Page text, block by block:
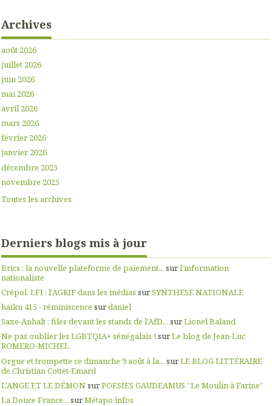
Archives
août 2026
juillet 2026
juin 2026
mai 2026
avril 2026
mars 2026
février 2026
janvier 2026
décembre 2025
novembre 2025
Toutes les archives
Derniers blogs mis à jour
Brics : la nouvelle plateforme de paiement... surl'information
nationaliste
Crépol, LFI : l’AGRIF dans les médias surSYNTHESE NATIONALE
haiku 415 - réminiscence surdaniel
Saxe-Anhalt : files devant les stands de l'AfD... surLionel Baland
Ne pas oublier les LGBTQIA+ sénégalais ! surLe blog de Jean-Luc
ROMERO-MICHEL
Orgue et trompette ce dimanche 9 août à la... surLE BLOG LITTÉRAIRE
de Christian Cottet-Emard
L'ANGE ET LE DÉMONsurPOESIES GAUDEAMUS ”Le Moulin à Farine”
La Douce France... surMétapo infos